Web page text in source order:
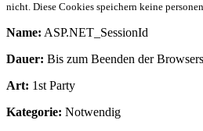
nicht. Diese Cookies speichern keine
Name: ASP.NET_SessionId
Dauer: Bis zum Beenden der
Art: 1st Party
Kategorie: Notwendig